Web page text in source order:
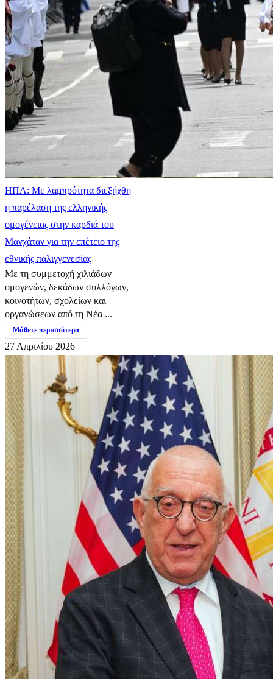
ΗΠΑ: Με λαμπρότητα διεξήχθη
η παρέλαση της ελληνικής
ομογένειας στην καρδιά του
Μανχάταν για την επέτειο της
εθνικής παλιγγενεσίας
Με τη συμμετοχή χιλιάδων
ομογενών, δεκάδων συλλόγων,
κοινοτήτων, σχολείων και
οργανώσεων από τη Νέα ...
Μάθετε περισσότερα
27 Απριλίου 2026